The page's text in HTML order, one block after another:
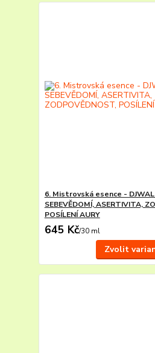
6. Mistrovská esence - DJWAL
SEBEVĚDOMÍ, ASERTIVITA,
POSÍLENÍ AURY
645 Kč/30 ml
Zvolit